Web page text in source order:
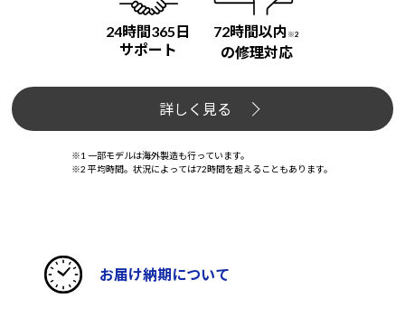
24時間365日
サポート
72時間以内 ※2
の修理対応
詳しく見る
※1 一部モデルは海外製造も行っています。
※2 平均時間。状況によっては72時間を超えることもあります。
お届け納期について